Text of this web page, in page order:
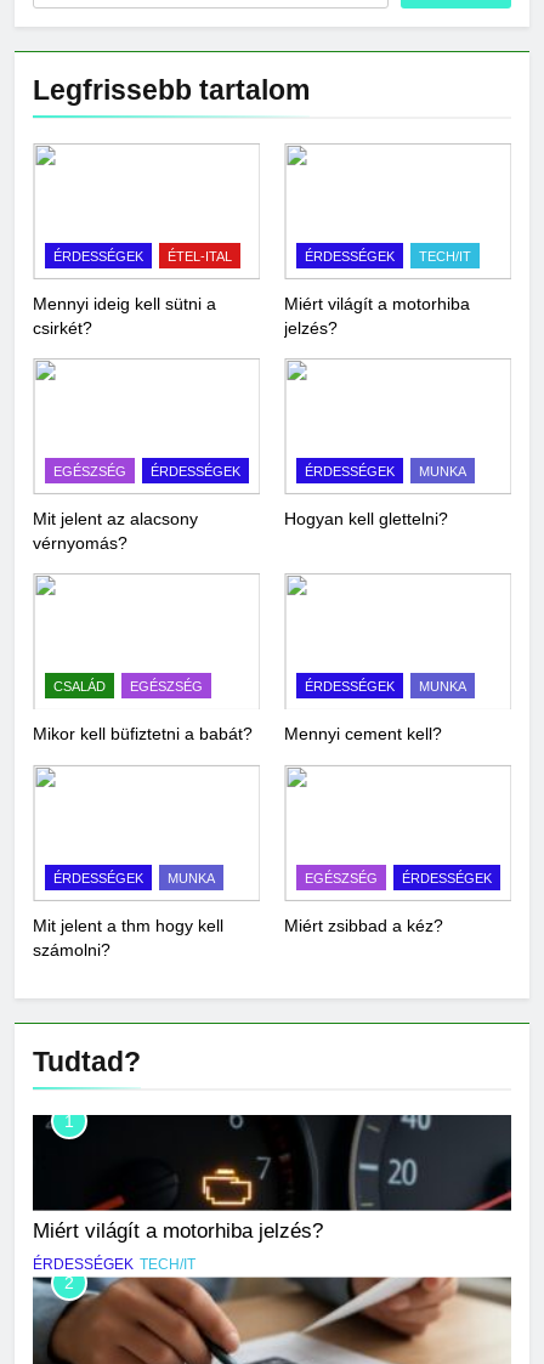
Legfrissebb tartalom
ÉRDESSÉGEK ÉTEL-ITAL
Mennyi ideig kell sütni a
csirkét?
ÉRDESSÉGEK TECH/IT
Miért világít a motorhiba
jelzés?
EGÉSZSÉG ÉRDESSÉGEK
Mit jelent az alacsony
vérnyomás?
ÉRDESSÉGEK MUNKA
Hogyan kell glettelni?
CSALÁD EGÉSZSÉG
Mikor kell büfiztetni a babát?
ÉRDESSÉGEK MUNKA
Mennyi cement kell?
ÉRDESSÉGEK MUNKA
Mit jelent a thm hogy kell
számolni?
EGÉSZSÉG ÉRDESSÉGEK
Miért zsibbad a kéz?
Tudtad?
1
Miért világít a motorhiba jelzés?
ÉRDESSÉGEK TECH/IT
2